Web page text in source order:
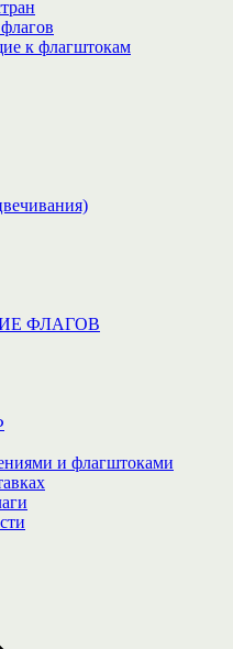
к флагштокам
ФЛАГОВ
и флагштоками